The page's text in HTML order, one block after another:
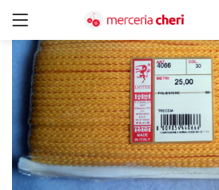
ACCEDI
Ricordami
CERCA IN:
Tutte le categorie
Accessori Design (56)
Accessori merceria (94)
Cesti portalavoro (8)
Aghi e spilli (24)